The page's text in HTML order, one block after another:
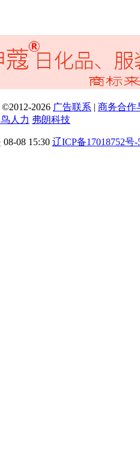
2026 广告联系 | 商务合作
人力 弗朗科技
08 15:30 辽ICP备17018752号-